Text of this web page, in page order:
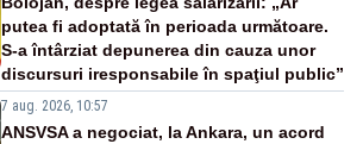
putea fi adoptată în perioada următoare.
S-a întârziat depunerea din cauza unor
discursuri iresponsabile în spaţiul public”
7 aug. 2026, 10:57
ANSVSA a negociat, la Ankara, un acord